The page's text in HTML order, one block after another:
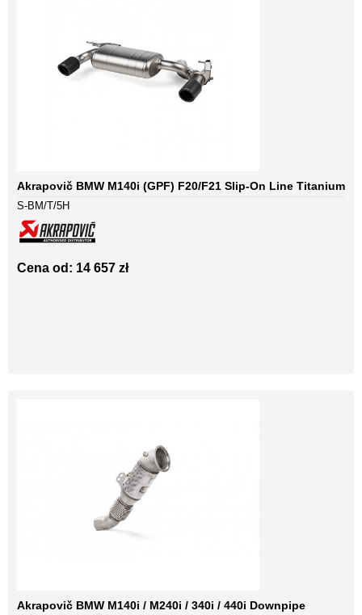
Akrapovič BMW M140i (GPF) F20/F21 Slip-On Line Titanium
S-BM/T/5H
Cena od: 14 657 zł
Akrapovič BMW M140i / M240i / 340i / 440i Downpipe